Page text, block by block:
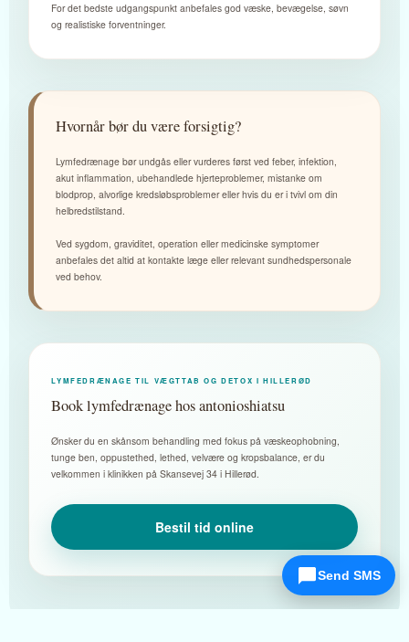
For det bedste udgangspunkt anbefales god væske, bevægelse, søvn
og realistiske forventninger.
Hvornår bør du være forsigtig?
Lymfedrænage bør undgås eller vurderes først ved feber, infektion,
akut inflammation, ubehandlede hjerteproblemer, mistanke om
blodprop, alvorlige kredsløbsproblemer eller hvis du er i tvivl om din
helbredstilstand.
Ved sygdom, graviditet, operation eller medicinske symptomer
anbefales det altid at kontakte læge eller relevant sundhedspersonale
ved behov.
LYMFEDRÆNAGE TIL VÆGTTAB OG DETOX I HILLERØD
Book lymfedrænage hos antonioshiatsu
Ønsker du en skånsom behandling med fokus på væskeophobning,
tunge ben, oppustethed, lethed, velvære og kropsbalance, er du
velkommen i klinikken på Skansevej 34 i Hillerød.
Bestil tid online
Send SMS